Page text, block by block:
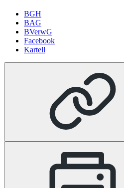
BGH
BAG
BVerwG
Facebook
Kartell